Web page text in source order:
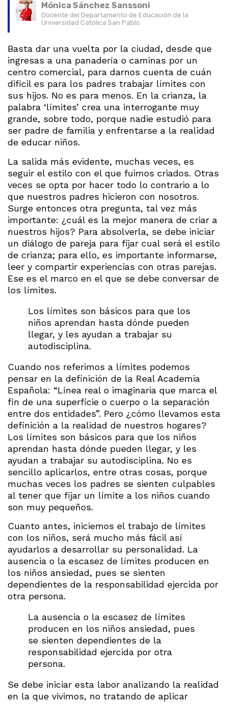
Mónica Sánchez Sanssoni
Docente del Departamento de Educación de la
Universidad Católica San Pablo
Basta dar una vuelta por la ciudad, desde que
ingresas a una panadería o caminas por un
centro comercial, para darnos cuenta de cuán
difícil es para los padres trabajar límites con
sus hijos. No es para menos. En la crianza, la
palabra ‘límites’ crea una interrogante muy
grande, sobre todo, porque nadie estudió para
ser padre de familia y enfrentarse a la realidad
de educar niños.
La salida más evidente, muchas veces, es
seguir el estilo con el que fuimos criados. Otras
veces se opta por hacer todo lo contrario a lo
que nuestros padres hicieron con nosotros.
Surge entonces otra pregunta, tal vez más
importante: ¿cuál es la mejor manera de criar a
nuestros hijos? Para absolverla, se debe iniciar
un diálogo de pareja para fijar cual será el estilo
de crianza; para ello, es importante informarse,
leer y compartir experiencias con otras parejas.
Ese es el marco en el que se debe conversar de
los límites.
Los límites son básicos para que los
niños aprendan hasta dónde pueden
llegar, y les ayudan a trabajar su
autodisciplina.
Cuando nos referimos a límites podemos
pensar en la definición de la Real Academia
Española: “Línea real o imaginaria que marca el
fin de una superficie o cuerpo o la separación
entre dos entidades”. Pero ¿cómo llevamos esta
definición a la realidad de nuestros hogares?
Los límites son básicos para que los niños
aprendan hasta dónde pueden llegar, y les
ayudan a trabajar su autodisciplina. No es
sencillo aplicarlos, entre otras cosas, porque
muchas veces los padres se sienten culpables
al tener que fijar un límite a los niños cuando
son muy pequeños.
Cuanto antes, iniciemos el trabajo de límites
con los niños, será mucho más fácil así
ayudarlos a desarrollar su personalidad. La
ausencia o la escasez de límites producen en
los niños ansiedad, pues se sienten
dependientes de la responsabilidad ejercida por
otra persona.
La ausencia o la escasez de límites
producen en los niños ansiedad, pues
se sienten dependientes de la
responsabilidad ejercida por otra
persona.
Se debe iniciar esta labor analizando la realidad
en la que vivimos, no tratando de aplicar